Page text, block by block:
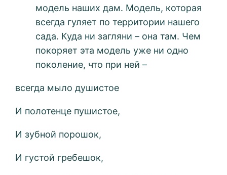
модель наших дам. Модель, которая
всегда гуляет по территории нашего
сада. Куда ни загляни – она там. Чем
покоряет эта модель уже ни одно
поколение, что при ней –
всегда мыло душистое
И полотенце пушистое,
И зубной порошок,
И густой гребешок,